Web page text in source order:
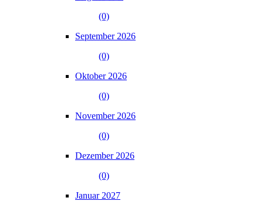
(0)
September 2026
(0)
Oktober 2026
(0)
November 2026
(0)
Dezember 2026
(0)
Januar 2027